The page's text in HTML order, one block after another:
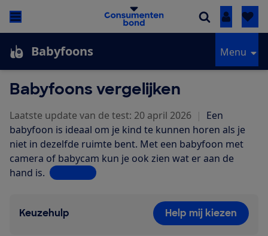
Inloggen
Babyfoons Menu
Babyfoons vergelijken
Laatste update van de test: 20 april 2026 | Een
babyfoon is ideaal om je kind te kunnen horen als je
niet in dezelfde ruimte bent. Met een babyfoon met
camera of babycam kun je ook zien wat er aan de
hand is. Lees meer
Keuzehulp Help mij kiezen